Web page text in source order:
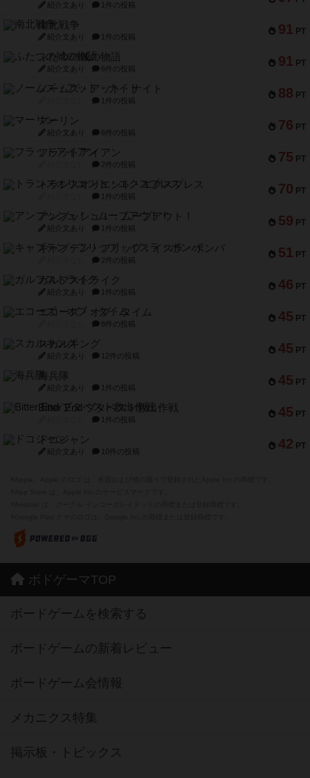
紹介文あり 1件の投稿
91 PT
南北戦争
紹介文あり 1件の投稿
91 PT
ふたつの城の物語
紹介文あり 6件の投稿
88 PT
ノームズ・アット・ナイト
1件の投稿
76 PT
マーリン
紹介文あり 6件の投稿
75 PT
フラットアイアン
2件の投稿
70 PT
トランスオリエント・エクスプレス
1件の投稿
59 PT
アンブッシュ！：ムーブアウト！
紹介文あり 1件の投稿
51 PT
キャプテン・フリップ：イスラ・ボンバ
2件の投稿
46 PT
ガルフストライク
紹介文あり 1件の投稿
45 PT
エコーズ・オブ・タイム
8件の投稿
45 PT
スカルキング
紹介文あり 12件の投稿
45 PT
海兵隊
紹介文あり 1件の投稿
45 PT
Bitter End ブタペスト救出作戦
1件の投稿
42 PT
ドコジャン
紹介文あり 10件の投稿
ボドゲーマTOP
ボードゲームを検索する
ボードゲームの新着レビュー
ボードゲーム会情報
メカニクス特集
掲示板・トピックス